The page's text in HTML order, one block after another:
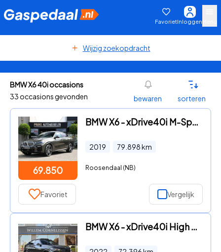
FavorietInloggen
Wijzig zoekopdracht
BMW X6 40i occasions
33 occasions gevonden
bewaren sorteren
69.850
BMW X6 - xDrive40i M-Sport|Iconic Glow|Pano|Laser|Nappa
2019 79.898km
Roosendaal (NB)
Favoriet Vergelijk
BMW X6 - xDrive40i High Executive M-Sport Pano Head-Up Trek